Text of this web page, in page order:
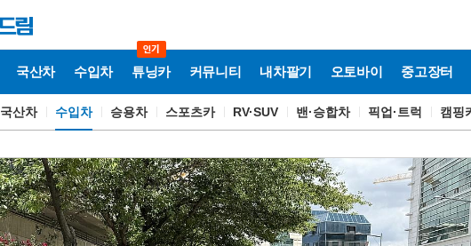
국산차 수입차 튜닝카 커뮤니티 내차팔기 오토바이 중고장터
국산차 수입차 승용차 스포츠카 RV·SUV 밴·승합차 픽업·트럭 캠핑